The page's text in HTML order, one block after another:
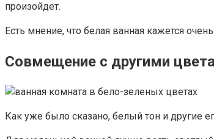
произойдет.
Есть мнение, что белая ванная кажется
Совмещение с другими
Как уже было сказано, белый тон и другие